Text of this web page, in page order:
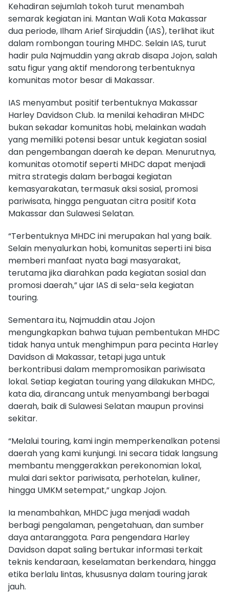
Kehadiran sejumlah tokoh turut menambah
semarak kegiatan ini. Mantan Wali Kota Makassar
dua periode, Ilham Arief Sirajuddin (IAS), terlihat ikut
dalam rombongan touring MHDC. Selain IAS, turut
hadir pula Najmuddin yang akrab disapa Jojon, salah
satu figur yang aktif mendorong terbentuknya
komunitas motor besar di Makassar.
IAS menyambut positif terbentuknya Makassar
Harley Davidson Club. Ia menilai kehadiran MHDC
bukan sekadar komunitas hobi, melainkan wadah
yang memiliki potensi besar untuk kegiatan sosial
dan pengembangan daerah ke depan. Menurutnya,
komunitas otomotif seperti MHDC dapat menjadi
mitra strategis dalam berbagai kegiatan
kemasyarakatan, termasuk aksi sosial, promosi
pariwisata, hingga penguatan citra positif Kota
Makassar dan Sulawesi Selatan.
“Terbentuknya MHDC ini merupakan hal yang baik.
Selain menyalurkan hobi, komunitas seperti ini bisa
memberi manfaat nyata bagi masyarakat,
terutama jika diarahkan pada kegiatan sosial dan
promosi daerah,” ujar IAS di sela-sela kegiatan
touring.
Sementara itu, Najmuddin atau Jojon
mengungkapkan bahwa tujuan pembentukan MHDC
tidak hanya untuk menghimpun para pecinta Harley
Davidson di Makassar, tetapi juga untuk
berkontribusi dalam mempromosikan pariwisata
lokal. Setiap kegiatan touring yang dilakukan MHDC,
kata dia, dirancang untuk menyambangi berbagai
daerah, baik di Sulawesi Selatan maupun provinsi
sekitar.
“Melalui touring, kami ingin memperkenalkan potensi
daerah yang kami kunjungi. Ini secara tidak langsung
membantu menggerakkan perekonomian lokal,
mulai dari sektor pariwisata, perhotelan, kuliner,
hingga UMKM setempat,” ungkap Jojon.
Ia menambahkan, MHDC juga menjadi wadah
berbagi pengalaman, pengetahuan, dan sumber
daya antaranggota. Para pengendara Harley
Davidson dapat saling bertukar informasi terkait
teknis kendaraan, keselamatan berkendara, hingga
etika berlalu lintas, khususnya dalam touring jarak
jauh.